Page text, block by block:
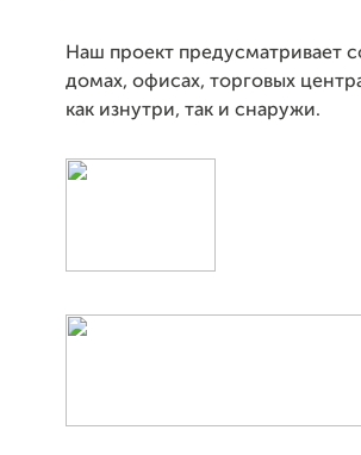
Наш проект предусматривает
домах, офисах, торговых
как изнутри, так и снаружи.